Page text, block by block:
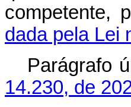
dada pela Lei
Parágrafo
14.230, de